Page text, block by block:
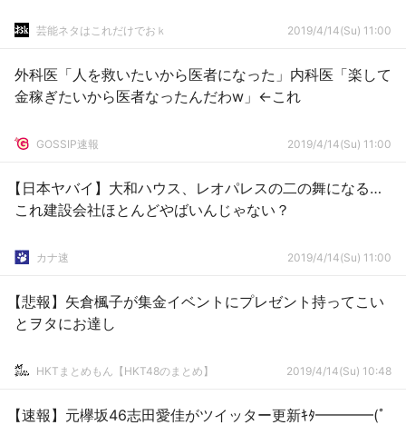
芸能ネタはこれだけでおｋ 2019/4/14(Su) 11:00
外科医「人を救いたいから医者になった」内科医「楽して
金稼ぎたいから医者なったんだわw」←これ
GOSSIP速報 2019/4/14(Su) 11:00
【日本ヤバイ】大和ハウス、レオパレスの二の舞になる…
これ建設会社ほとんどやばいんじゃない？
カナ速 2019/4/14(Su) 11:00
【悲報】矢倉楓子が集金イベントにプレゼント持ってこい
とヲタにお達し
HKTまとめもん【HKT48のまとめ】 2019/4/14(Su) 10:48
【速報】元欅坂46志田愛佳がツイッター更新ｷﾀ━━━━(ﾟ